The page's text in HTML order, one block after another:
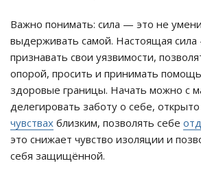
Важно понимать: сила — это не
выдерживать самой. Настоящая
признавать свои уязвимости,
опорой, просить и принимать
здоровые границы. Начать можно с
делегировать заботу о себе,
чувствах близким, позволять себе
это снижает чувство изоляции и
себя защищённой.